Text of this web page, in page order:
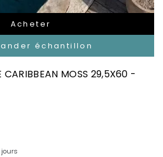
Acheter
échantillon
CARIBBEAN MOSS 29,5X60 -